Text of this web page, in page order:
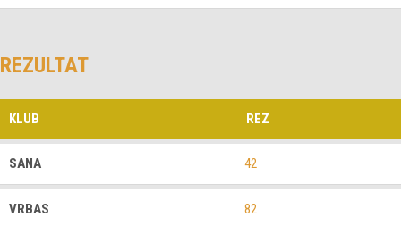
REZULTAT
KLUB REZ
SANA 42
VRBAS 82